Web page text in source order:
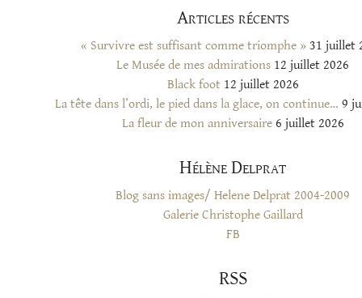
Articles récents
« Survivre est suffisant comme triomphe » 31 juillet
Le Musée de mes admirations 12 juillet 2026
Black foot 12 juillet 2026
La tête dans l’ordi, le pied dans la glace, on continue… 9
La fleur de mon anniversaire 6 juillet 2026
Hélène Delprat
Blog sans images/ Helene Delprat 2004-2009
Galerie Christophe Gaillard
FB
RSS